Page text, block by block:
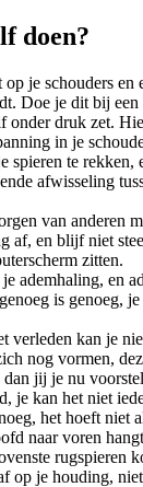
doen?
je schouders en
Doe je dit bij een
onder druk zet.
in je
spieren te rekken,
afwisseling
van anderen
af, en blijf niet
zitten.
ademhaling, en
is genoeg,
verleden kan je
nog vormen,
dan jij je nu
je kan het niet
het hoeft niet
naar voren
rugspieren
op je houding,